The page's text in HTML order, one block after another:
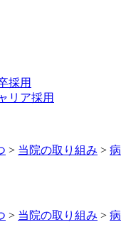
採用
リア採用
> 当院の取り組み > 病
> 当院の取り組み > 病